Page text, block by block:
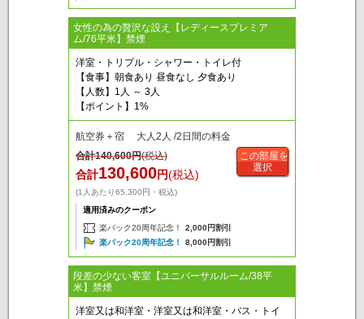
女性の為の贅沢な設え【レディースプレミア
ム/76平米】禁煙
洋室・トリプル・シャワー・トイレ付
【食事】朝食あり 昼食なし 夕食あり
【人数】1人 ～ 3人
【ポイント】1%
航空券＋宿 大人2人 /2日間の料金
合計140,600円(税込)
合計130,600円(税込)
(1人あたり65,300円・税込)
適用済みのクーポン
楽パック20周年記念！
2,000円割引
楽パック20周年記念！
8,000円割引
この部屋を
選択
段差の少ない客室【ユニバーサルルーム/38平
米】禁煙
洋室又は和洋室・洋室又は和洋室・バス・トイ